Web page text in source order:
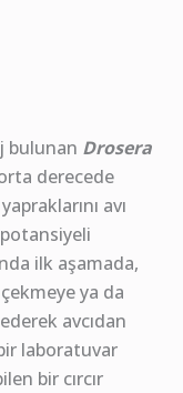
bulunan Drosera
derecede
avı
ilk aşamada,
ya da
avcıdan
laboratuvar
bir cırcır